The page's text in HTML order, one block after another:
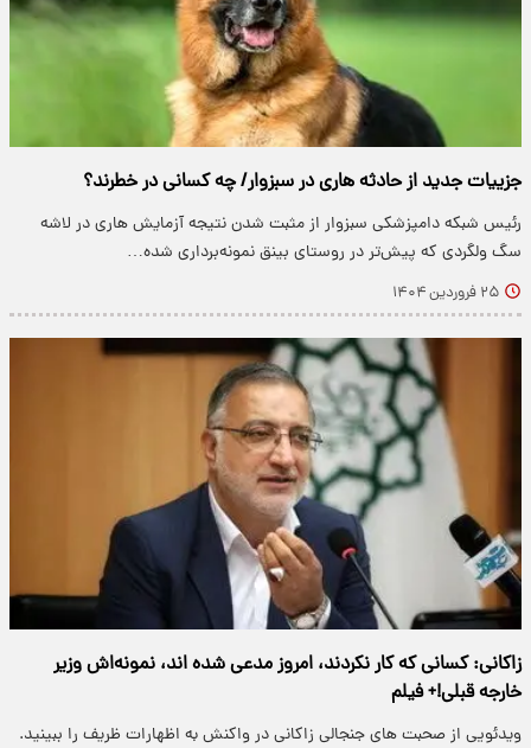
جزییات جدید از حادثه هاری در سبزوار/ چه کسانی در خطرند؟
رئیس شبکه دامپزشکی سبزوار از مثبت شدن نتیجه آزمایش هاری در لاشه
سگ ولگردی که پیش‌تر در روستای بینق نمونه‌برداری شده…
۲۵ فروردین ۱۴۰۴
زاکانی: کسانی که کار نکردند، امروز مدعی شده اند، نمونه‌اش وزیر
خارجه قبلی!+ فیلم
ویدئویی از صحبت های جنجالی زاکانی در واکنش به اظهارات ظریف را ببینید.